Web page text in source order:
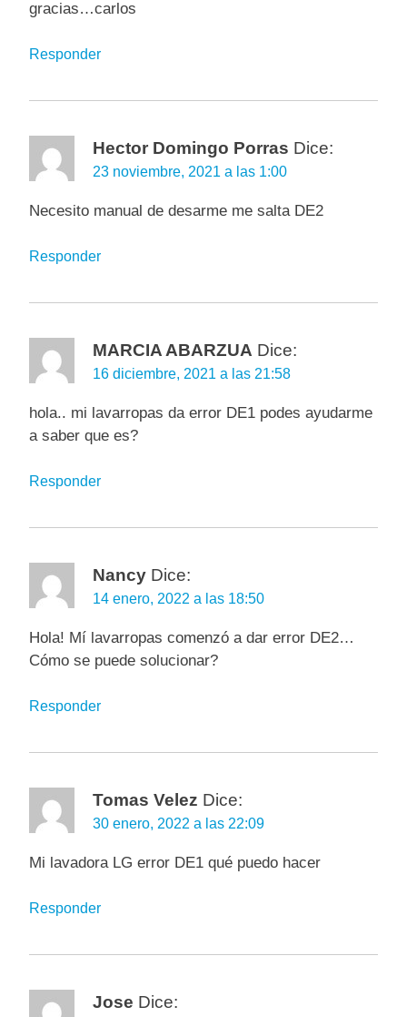
gracias…carlos
Responder
Hector Domingo Porras Dice:
23 noviembre, 2021 a las 1:00
Necesito manual de desarme me salta DE2
Responder
MARCIA ABARZUA Dice:
16 diciembre, 2021 a las 21:58
hola.. mi lavarropas da error DE1 podes ayudarme
a saber que es?
Responder
Nancy Dice:
14 enero, 2022 a las 18:50
Hola! Mí lavarropas comenzó a dar error DE2…
Cómo se puede solucionar?
Responder
Tomas Velez Dice:
30 enero, 2022 a las 22:09
Mi lavadora LG error DE1 qué puedo hacer
Responder
Jose Dice: